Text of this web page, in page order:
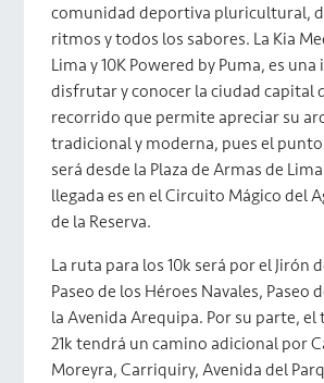
comunidad deportiva pluricultural,
ritmos y todos los sabores. La Kia
Lima y 10K Powered by Puma, es
disfrutar y conocer la ciudad capital
recorrido que permite apreciar su
tradicional y moderna, pues el
será desde la Plaza de Armas de
llegada es en el Circuito Mágico del
de la Reserva.
La ruta para los 10k será por el Jirón
Paseo de los Héroes Navales, Paseo
la Avenida Arequipa. Por su parte, el
21k tendrá un camino adicional por
Moreyra, Carriquiry, Avenida del